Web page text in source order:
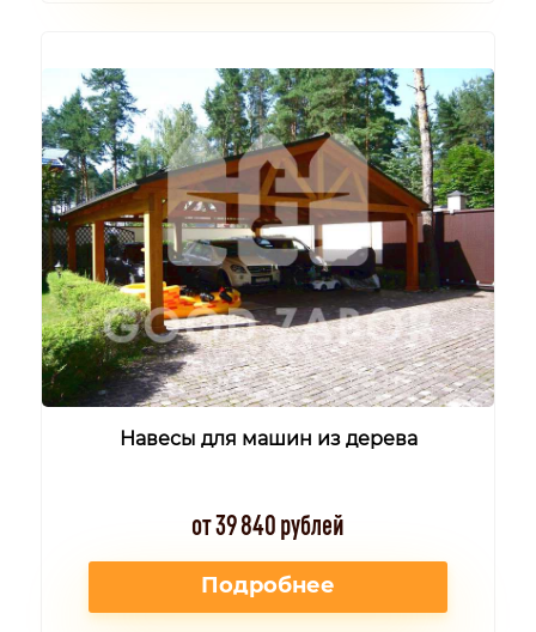
Навесы для машин из дерева
от 39 840 рублей
Подробнее